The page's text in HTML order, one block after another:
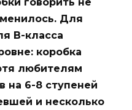
Для
B-класса
коробка
любителям
на 6-8 ступеней
и несколько